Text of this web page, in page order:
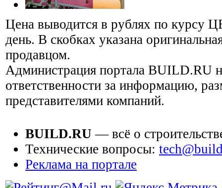
Цена выводится в рублях по курсу
день. В скобках указана
продавцом.
Администрация портала BUILD.RU
ответственности за информацию,
представителями компаний.
BUILD.RU — всё о
Технические вопросы:
Реклама на портале